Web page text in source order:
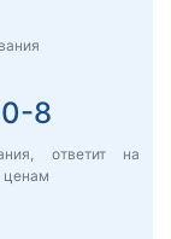
8
ответит на
ценам